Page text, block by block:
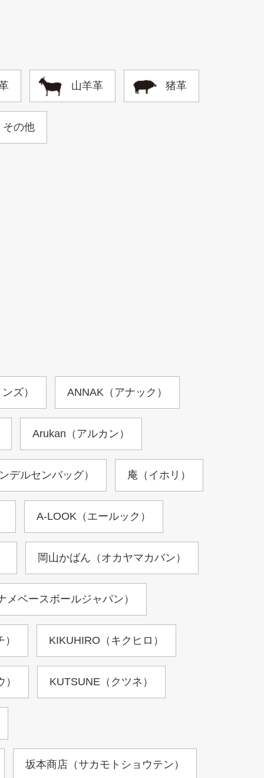
山羊革 猪革
その他
ズ） ANNAK（アナック）
Arukan（アルカン）
デルセンバッグ） 庵（イホリ）
A-LOOK（エールック）
岡山かばん（オカヤマカバン）
ベースボールジャパン）
KIKUHIRO（キクヒロ）
KUTSUNE（クツネ）
坂本商店（サカモトショウテン）